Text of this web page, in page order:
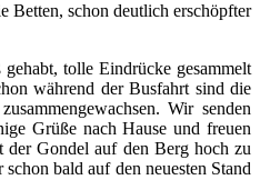
Betten, schon deutlich erschöpfter
tolle Eindrücke gesammelt
während der Busfahrt sind die
Wir senden
Grüße nach Hause und freuen
der Gondel auf den Berg hoch zu
bald auf den neuesten Stand